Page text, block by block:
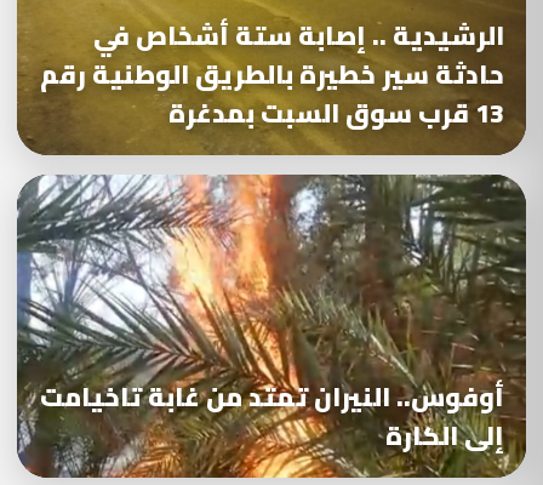
الرشيدية .. إصابة ستة أشخاص في
حادثة سير خطيرة بالطريق الوطنية رقم
13 قرب سوق السبت بمدغرة
أوفوس.. النيران تمتد من غابة تاخيامت
إلى الكارة